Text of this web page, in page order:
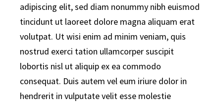
adipiscing elit, sed diam nonummy nibh euismod
tincidunt ut laoreet dolore magna aliquam erat
volutpat. Ut wisi enim ad minim veniam, quis
nostrud exerci tation ullamcorper suscipit
lobortis nisl ut aliquip ex ea commodo
consequat. Duis autem vel eum iriure dolor in
hendrerit in vulputate velit esse molestie